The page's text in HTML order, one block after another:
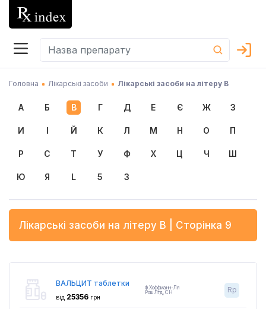
Головна Лікарські засоби Лікарські засоби на літеру В
А Б В Г Д Е Є Ж З
И І Й К Л М Н О П
Р С Т У Ф Х Ц Ч Ш
Ю Я L 5 3
Лікарські засоби на літеру В | Сторінка 9
ВАЛЬЦИТ таблетки
від 25356 грн
Ф.Хоффманн-Ля
Рош Лтд, CH Rp